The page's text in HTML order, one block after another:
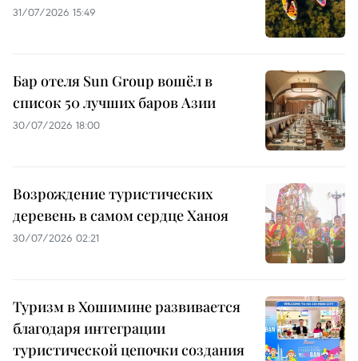
31/07/2026 15:49
Бар отеля Sun Group вошёл в
список 50 лучших баров Азии
30/07/2026 18:00
Возрождение туристических
деревень в самом сердце Ханоя
30/07/2026 02:21
Туризм в Хошимине развивается
благодаря интеграции
туристической цепочки создания